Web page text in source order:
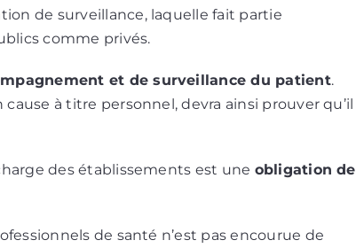
de surveillance, laquelle fait partie
comme privés.
et de surveillance du patient.
à titre personnel, devra ainsi prouver qu’il
des établissements est une obligation de
de santé n’est pas encourue de